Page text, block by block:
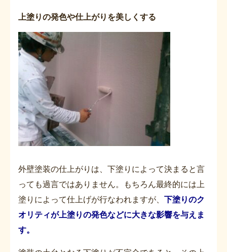
上塗りの発色や仕上がりを美しくする
外壁塗装の仕上がりは、下塗りによって決まると言
っても過言ではありません。もちろん最終的には上
塗りによって仕上げが行なわれますが、 下塗りのク
オリティが上塗りの発色などに大きな影響を与えま
す。